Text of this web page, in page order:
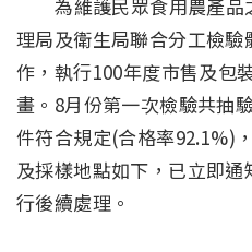
為維護民眾食用農產品
理局及衛生局聯合分工檢
作，執行100年度市售及包
畫。8月份第一次檢驗共抽
件符合規定(合格率92.1%)
及採樣地點如下，已立即
行後續處理。